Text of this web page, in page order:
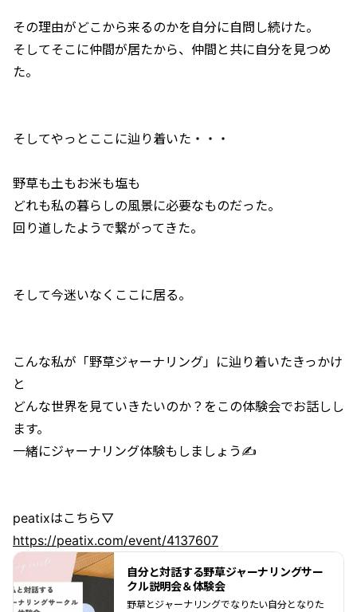
その理由がどこから来るのかを自分に自問し続けた。
そしてそこに仲間が居たから、仲間と共に自分を見つめ
た。
そしてやっとここに辿り着いた・・・
野草も土もお米も塩も
どれも私の暮らしの風景に必要なものだった。
回り道したようで繋がってきた。
そして今迷いなくここに居る。
こんな私が「野草ジャーナリング」に辿り着いたきっかけ
と
どんな世界を見ていきたいのか？をこの体験会でお話しし
ます。
一緒にジャーナリング体験もしましょう✍️
peatixはこちら▽
https://peatix.com/event/4137607
自分と対話する野草ジャーナリングサー
クル説明会＆体験会
野草とジャーナリングでなりたい自分となりた